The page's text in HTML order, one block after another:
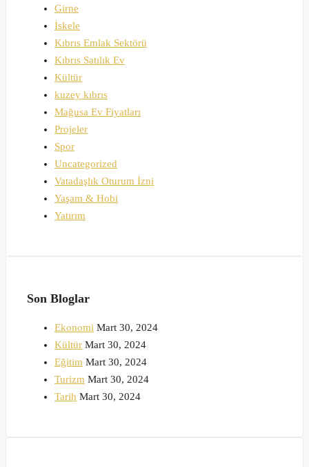
Girne
İskele
Kıbrıs Emlak Sektörü
Kıbrıs Satılık Ev
Kültür
kuzey kıbrıs
Mağusa Ev Fiyatları
Projeler
Spor
Uncategorized
Vatadaşlık Oturum İzni
Yaşam & Hobi
Yatırım
Son Bloglar
Ekonomi Mart 30, 2024
Kültür Mart 30, 2024
Eğitim Mart 30, 2024
Turizm Mart 30, 2024
Tarih Mart 30, 2024